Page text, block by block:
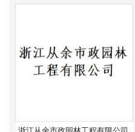
港口与航道工程施工总承包特级
港口与航道工程施工总承包二级
冶金工程施工总承包特级